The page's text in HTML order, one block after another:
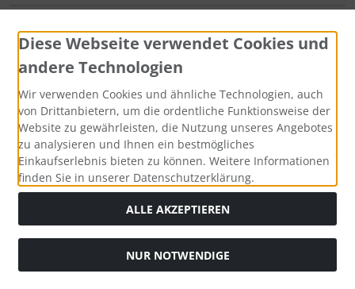
Sitemap
Zahlungsmethoden
Social Media
. Die durchgestrichenen Preise entsprechen
Diese Webseite verwendet Cookies und
andere Technologien
Wir verwenden Cookies und ähnliche Technologien, auch
von Drittanbietern, um die ordentliche Funktionsweise der
Website zu gewährleisten, die Nutzung unseres Angebotes
zu analysieren und Ihnen ein bestmögliches
Einkaufserlebnis bieten zu können. Weitere Informationen
finden Sie in unserer Datenschutzerklärung.
ALLE AKZEPTIEREN
NUR NOTWENDIGE